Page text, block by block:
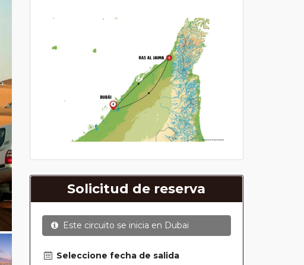
Solicitud de reserva
Este circuito se inicia en Dubai
Seleccione fecha de salida